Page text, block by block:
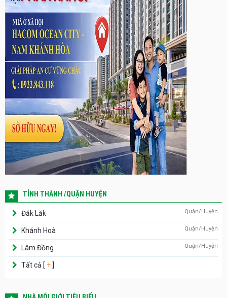
TỈNH THÀNH /QUẬN HUYỆN
Đăk Lăk Quận/Huyện
Khánh Hoà Quận/Huyện
Lâm Đồng Quận/Huyện
Tất cả [ + ]